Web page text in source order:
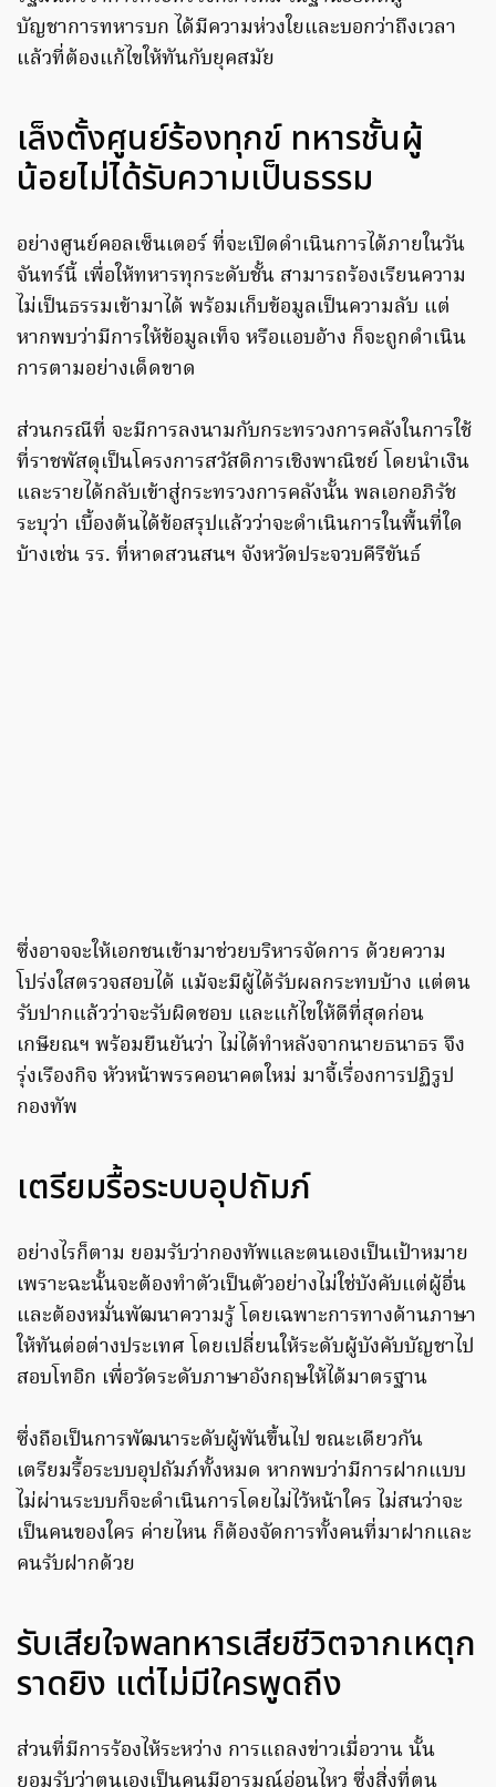
บัญชาการทหารบก ได้มีความห่วงใยและบอกว่าถึงเวลา
แล้วที่ต้องแก้ไขให้ทันกับยุคสมัย
เล็งตั้งศูนย์ร้องทุกข์ ทหารชั้นผู้
น้อยไม่ได้รับความเป็นธรรม
อย่างศูนย์คอลเซ็นเตอร์ ที่จะเปิดดำเนินการได้ภายในวัน
จันทร์นี้ เพื่อให้ทหารทุกระดับชั้น สามารถร้องเรียนความ
ไม่เป็นธรรมเข้ามาได้ พร้อมเก็บข้อมูลเป็นความลับ แต่
หากพบว่ามีการให้ข้อมูลเท็จ หรือแอบอ้าง ก็จะถูกดำเนิน
การตามอย่างเด็ดขาด
ส่วนกรณีที่ จะมีการลงนามกับกระทรวงการคลังในการใช้
ที่ราชพัสดุเป็นโครงการสวัสดิการเชิงพาณิชย์ โดยนำเงิน
และรายได้กลับเข้าสู่กระทรวงการคลังนั้น พลเอกอภิรัช
ระบุว่า เบื้องต้นได้ข้อสรุปแล้วว่าจะดำเนินการในพื้นที่ใด
บ้างเช่น รร. ที่หาดสวนสนฯ จังหวัดประจวบคีรีขันธ์
ซึ่งอาจจะให้เอกชนเข้ามาช่วยบริหารจัดการ ด้วยความ
โปร่งใสตรวจสอบได้ แม้จะมีผู้ได้รับผลกระทบบ้าง แต่ตน
รับปากแล้วว่าจะรับผิดชอบ และแก้ไขให้ดีที่สุดก่อน
เกษียณฯ พร้อมยืนยันว่า ไม่ได้ทำหลังจากนายธนาธร จึง
รุ่งเรืองกิจ หัวหน้าพรรคอนาคตใหม่ มาจี้เรื่องการปฏิรูป
กองทัพ
เตรียมรื้อระบบอุปถัมภ์
อย่างไรก็ตาม ยอมรับว่ากองทัพและตนเองเป็นเป้าหมาย
เพราะฉะนั้นจะต้องทำตัวเป็นตัวอย่างไม่ใช่บังคับแต่ผู้อื่น
และต้องหมั่นพัฒนาความรู้ โดยเฉพาะการทางด้านภาษา
ให้ทันต่อต่างประเทศ โดยเปลี่ยนให้ระดับผู้บังคับบัญชาไป
สอบโทอิก เพื่อวัดระดับภาษาอังกฤษให้ได้มาตรฐาน
ซึ่งถือเป็นการพัฒนาระดับผู้พันขึ้นไป ขณะเดียวกัน
เตรียมรื้อระบบอุปถัมภ์ทั้งหมด หากพบว่ามีการฝากแบบ
ไม่ผ่านระบบก็จะดำเนินการโดยไม่ไว้หน้าใคร ไม่สนว่าจะ
เป็นคนของใคร ค่ายไหน ก็ต้องจัดการทั้งคนที่มาฝากและ
คนรับฝากด้วย
รับเสียใจพลทหารเสียชีวิตจากเหตุก
ราดยิง แต่ไม่มีใครพูดถีง
ส่วนที่มีการร้องไห้ระหว่าง การแถลงข่าวเมื่อวาน นั้น